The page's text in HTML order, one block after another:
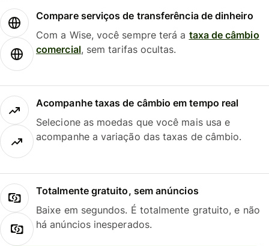
Compare serviços de transferência de dinheiro
Com a Wise, você sempre terá a taxa de câmbio
comercial, sem tarifas ocultas.
Acompanhe taxas de câmbio em tempo real
Selecione as moedas que você mais usa e
acompanhe a variação das taxas de câmbio.
Totalmente gratuito, sem anúncios
Baixe em segundos. É totalmente gratuito, e não
há anúncios inesperados.